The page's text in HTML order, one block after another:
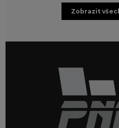
Zobrazit